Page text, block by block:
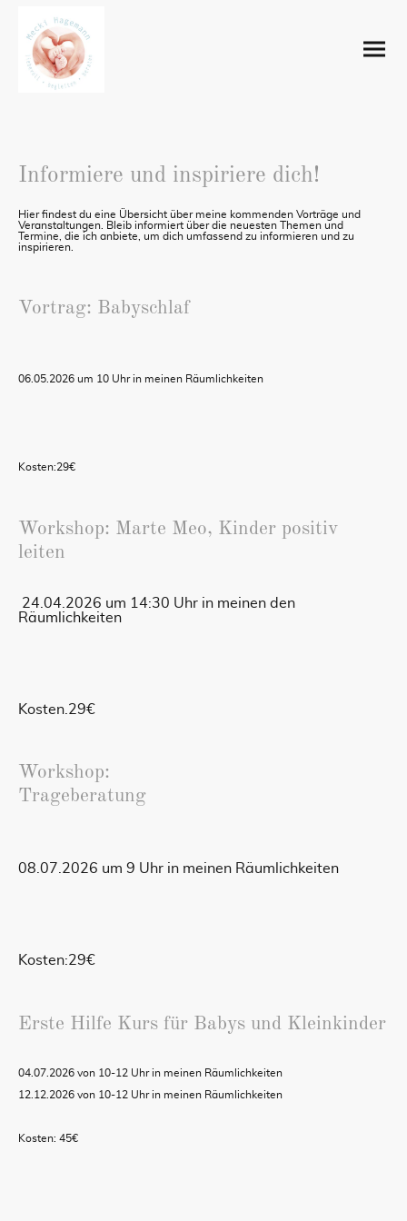
Informiere und inspiriere dich!
Hier findest du eine Übersicht über meine kommenden Vorträge und
Veranstaltungen. Bleib informiert über die neuesten Themen und
Termine, die ich anbiete, um dich umfassend zu informieren und zu
inspirieren.
Vortrag: Babyschlaf
06.05.2026 um 10 Uhr in meinen Räumlichkeiten
Kosten:29€
Workshop: Marte Meo, Kinder positiv
leiten
24.04.2026 um 14:30 Uhr in meinen den
Räumlichkeiten
Kosten.29€
Workshop:
Trageberatung
08.07.2026 um 9 Uhr in meinen Räumlichkeiten
Kosten:29€
Erste Hilfe Kurs für Babys und Kleinkinder
04.07.2026 von 10-12 Uhr in meinen Räumlichkeiten
12.12.2026 von 10-12 Uhr in meinen Räumlichkeiten
Kosten: 45€